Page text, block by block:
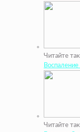
Читайте
Воспаление
Читайте